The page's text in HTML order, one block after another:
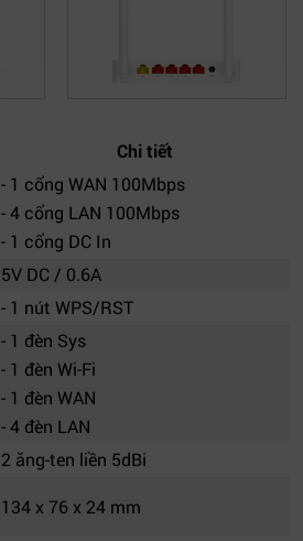
Chi tiết
- 1 cổng WAN 100Mbps
- 4 cổng LAN 100Mbps
- 1 cổng DC In
5V DC / 0.6A
- 1 nút WPS/RST
- 1 đèn Sys
- 1 đèn Wi-Fi
- 1 đèn WAN
- 4 đèn LAN
2 ăng-ten liền 5dBi
134 x 76 x 24 mm